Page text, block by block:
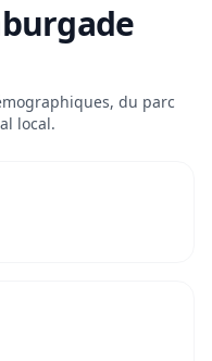
du parc
local.